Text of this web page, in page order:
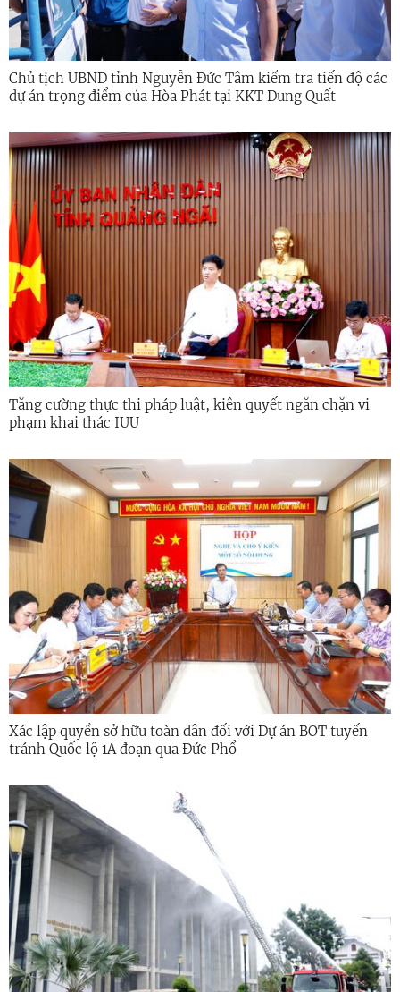
Chủ tịch UBND tỉnh Nguyễn Đức Tâm kiểm tra tiến độ các
dự án trọng điểm của Hòa Phát tại KKT Dung Quất
Tăng cường thực thi pháp luật, kiên quyết ngăn chặn vi
phạm khai thác IUU
Xác lập quyền sở hữu toàn dân đối với Dự án BOT tuyến
tránh Quốc lộ 1A đoạn qua Đức Phổ